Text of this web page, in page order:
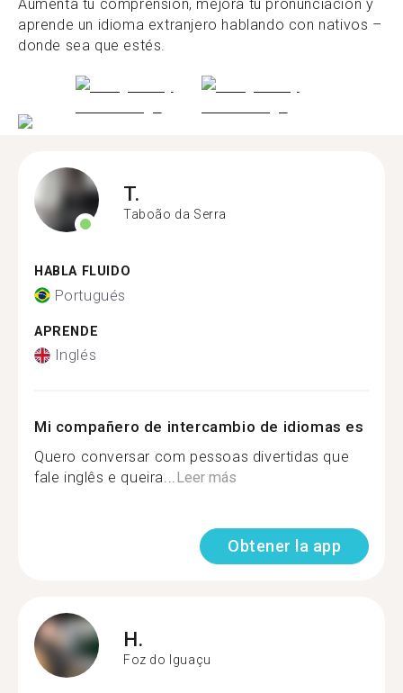
Aumenta tu comprensión, mejora tu pronunciación y
aprende un idioma extranjero hablando con nativos –
donde sea que estés.
T.
Taboão da Serra
HABLA FLUIDO
Portugués
APRENDE
Inglés
Mi compañero de intercambio de idiomas es
Quero conversar com pessoas divertidas que
fale inglês e queira...Leer más
Obtener la app
H.
Foz do Iguaçu